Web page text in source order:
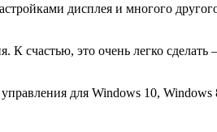
дисплея и многого
счастью, это очень легко
для Windows 10,